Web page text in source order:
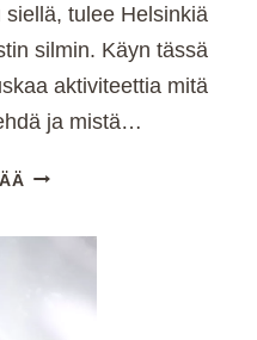
tulee Helsinkiä
silmin. Käyn tässä
aktiviteettia mitä
ja mistä…
HELSINKI